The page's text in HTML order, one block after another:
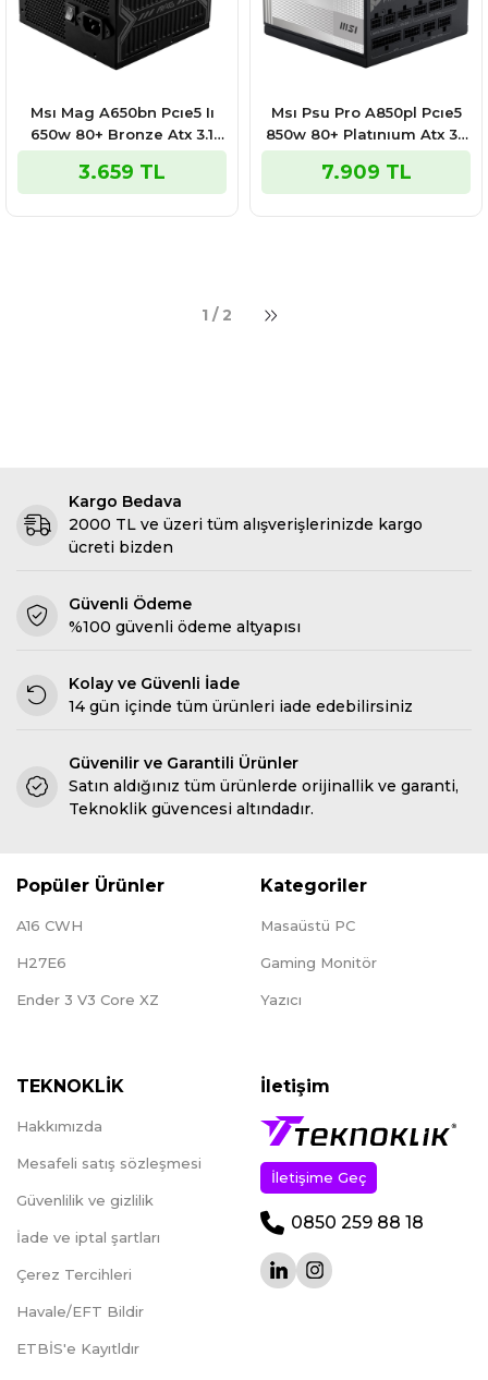
Msı Mag A650bn Pcıe5 Iı
650w 80+ Bronze Atx 3.1
Pcıe 5.1 Power Supply
3.659 TL
Msı Psu Pro A850pl Pcıe5
850w 80+ Platınıum Atx 3.1
Pcıe 5.1 Power Supply
7.909 TL
1 / 2
Kargo Bedava
2000 TL ve üzeri tüm alışverişlerinizde kargo
ücreti bizden
Güvenli Ödeme
%100 güvenli ödeme altyapısı
Kolay ve Güvenli İade
14 gün içinde tüm ürünleri iade edebilirsiniz
Güvenilir ve Garantili Ürünler
Satın aldığınız tüm ürünlerde orijinallik ve garanti,
Teknoklik güvencesi altındadır.
Popüler Ürünler
A16 CWH
H27E6
Ender 3 V3 Core XZ
Kategoriler
Masaüstü PC
Gaming Monitör
Yazıcı
TEKNOKLİK
Hakkımızda
Mesafeli satış sözleşmesi
Güvenlilik ve gizlilik
İade ve iptal şartları
Çerez Tercihleri
Havale/EFT Bildir
ETBİS'e Kayıtldır
İletişim
İletişime Geç
0850 259 88 18